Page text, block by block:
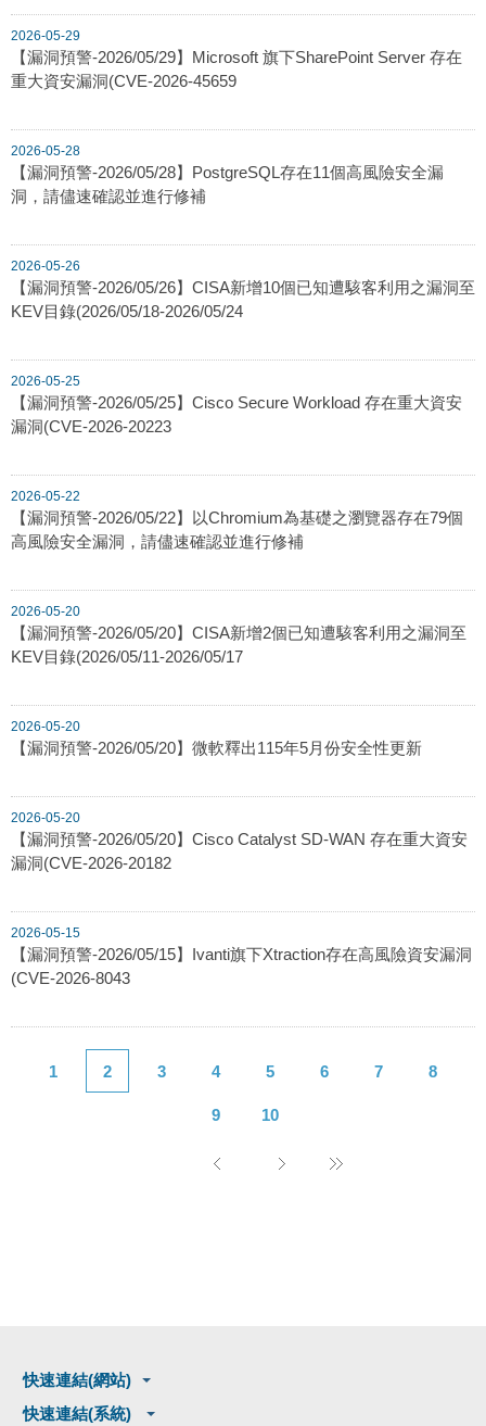
2026-05-29
【漏洞預警-2026/05/29】Microsoft 旗下SharePoint Server 存在
重大資安漏洞(CVE-2026-45659
2026-05-28
【漏洞預警-2026/05/28】PostgreSQL存在11個高風險安全漏
洞，請儘速確認並進行修補
2026-05-26
【漏洞預警-2026/05/26】CISA新增10個已知遭駭客利用之漏洞至
KEV目錄(2026/05/18-2026/05/24
2026-05-25
【漏洞預警-2026/05/25】Cisco Secure Workload 存在重大資安
漏洞(CVE-2026-20223
2026-05-22
【漏洞預警-2026/05/22】以Chromium為基礎之瀏覽器存在79個
高風險安全漏洞，請儘速確認並進行修補
2026-05-20
【漏洞預警-2026/05/20】CISA新增2個已知遭駭客利用之漏洞至
KEV目錄(2026/05/11-2026/05/17
2026-05-20
【漏洞預警-2026/05/20】微軟釋出115年5月份安全性更新
2026-05-20
【漏洞預警-2026/05/20】Cisco Catalyst SD-WAN 存在重大資安
漏洞(CVE-2026-20182
2026-05-15
【漏洞預警-2026/05/15】Ivanti旗下Xtraction存在高風險資安漏洞
(CVE-2026-8043
1 2 3 4 5 6 7 8
9 10
快速連結(網站)
快速連結(系統)